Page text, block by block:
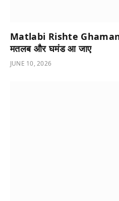
Matlabi Rishte
मतलब और घमंड आ जाए
JUNE 10, 2026